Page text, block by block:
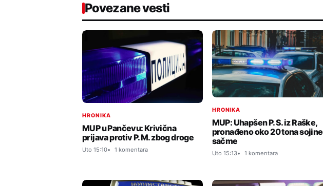
Povezane vesti
HRONIKA
MUP u Pančevu: Krivična
prijava protiv P. M. zbog droge
Uto 15:10 1 komentara
HRONIKA
MUP: Uhapšen P. S. iz Raške,
pronađeno oko 20 tona sojine
sačme
Uto 15:13 1 komentara